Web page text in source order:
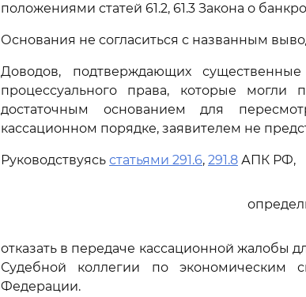
положениями статей 61.2, 61.3 Закона о
Основания не согласиться с названным
Доводов, подтверждающих
процессуального права, которые
достаточным основанием для
кассационном порядке, заявителем не
Руководствуясь статьями 291.6, 291.8 АПК РФ,
отказать в передаче кассационной жалобы
Судебной коллегии по экономическим
Федерации.